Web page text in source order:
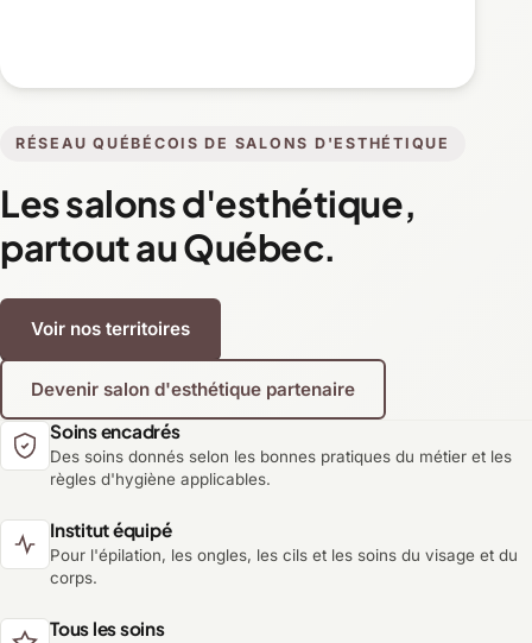
RÉSEAU QUÉBÉCOIS DE SALONS D'ESTHÉTIQUE
Les salons d'esthétique,
partout au Québec.
Voir nos territoires
Devenir salon d'esthétique partenaire
Soins encadrés
Des soins donnés selon les bonnes pratiques du métier et les
règles d'hygiène applicables.
Institut équipé
Pour l'épilation, les ongles, les cils et les soins du visage et du
corps.
Tous les soins